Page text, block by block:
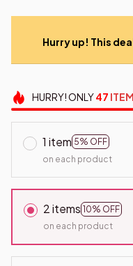
Hurry up! This
HURRY!ONLY47
1 item 5% OFF
on each product
2 items 10% OFF
on each product